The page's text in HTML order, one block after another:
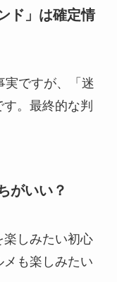
ド」は確定情
実ですが、「迷
。最終的な判
がいい？
楽しみたい初心
メも楽しみたい